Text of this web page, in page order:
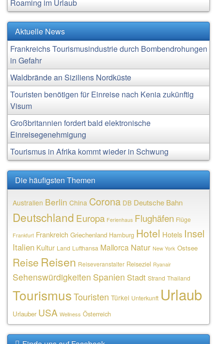
Roaming im Urlaub
Aktuelle News
Frankreichs Tourismusindustrie durch Bombendrohungen
in Gefahr
Waldbrände an Siziliens Nordküste
Touristen benötigen für Einreise nach Kenia zukünftig
Visum
Großbritannien fordert bald elektronische
Einreisegenehmigung
Tourismus in Afrika kommt wieder in Schwung
Die häufigsten Themen
Australien Berlin China Corona DB Deutsche Bahn
Deutschland Europa Ferienhaus Flughäfen Flüge
Frankfurt Frankreich Griechenland Hamburg Hotel Hotels Insel
Italien Kultur Land Lufthansa Mallorca Natur New York Ostsee
Reise Reisen Reiseveranstalter Reiseziel Ryanair
Sehenswürdigkeiten Spanien Stadt Strand Thailand
TourismusTouristen Türkei Unterkunft Urlaub
Urlauber USA Wellness Österreich